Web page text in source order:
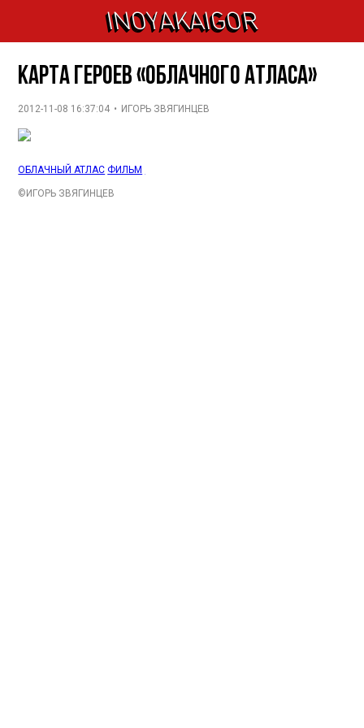
INOYAKAIGOR
Карта героев «Облачного атласа»
2012-11-08 16:37:04 • ИГОРЬ ЗВЯГИНЦЕВ
ОБЛАЧНЫЙ АТЛАС ,ФИЛЬМ
©ИГОРЬ ЗВЯГИНЦЕВ